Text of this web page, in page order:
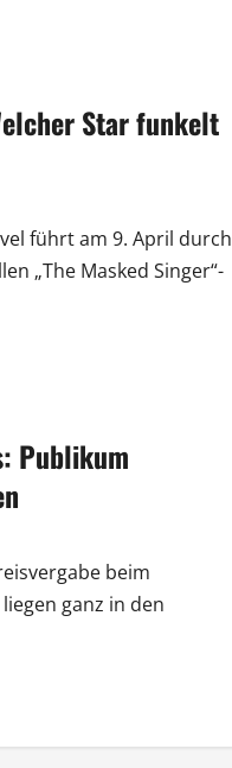
Star funkelt
führt am 9. April durch
„The Masked Singer“-
Publikum
beim
ganz in den